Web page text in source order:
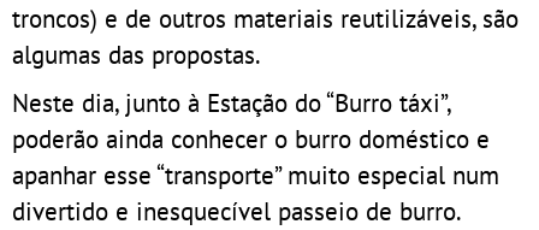
troncos) e de outros materiais reutilizáveis, são
algumas das propostas.
Neste dia, junto à Estação do “Burro táxi”,
poderão ainda conhecer o burro doméstico e
apanhar esse “transporte” muito especial num
divertido e inesquecível passeio de burro.